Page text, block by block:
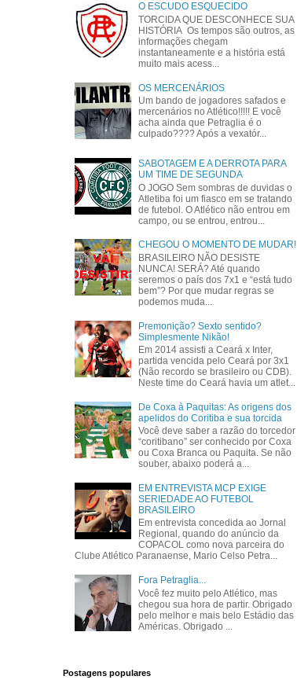
O ESCUDO ESQUECIDO
TORCIDA QUE DESCONHECE SUA
HISTÓRIA Os tempos são outros, as
informações chegam
instantaneamente e a história está
muito mais acess...
OS MERCENÁRIOS
Um bando de jogadores safados e
mercenários no Atlético!!!!! E você
acha ainda que Petraglia é o
culpado???? Após a vexatór...
SABOTAGEM E A DERROTA PARA
UM TIME DE SEGUNDA
O JOGO Sem sombras de duvidas o
Atletiba foi um fiasco em se tratando
de futebol. O Atlético não entrou em
campo, ou se entrou, entrou...
CHEGOU O MOMENTO DE MUDAR!
BRASILEIRO NÃO DESISTE
NUNCA! SERÁ? Até quando
seremos o país dos 7x1 e “está tudo
bem”? Por que mudar regras se
podemos muda...
Premonição? Sexto sentido?
Simplesmente Nikão!
Em 2014 assisti a Ceará x Inter,
partida vencida pelo Ceará por 3x1
(Não recordo se brasileiro ou CDB).
Neste time do Ceará havia um atlet...
De Coxa à Paquitas: As origens dos
apelidos do Coritiba e sua torcida
Você deve saber a razão do torcedor
“coritibano” ser conhecido por Coxa
ou Coxa Branca ou Paquita. Se não
souber, abaixo poderá a...
EM ENTREVISTA MCP EXIGE
SERIEDADE AO FUTEBOL
BRASILEIRO
Em entrevista concedida ao Jornal
Regional, quando do anúncio da
COPACOL como nova parceira do
Clube Atlético Paranaense, Mario Celso Petra...
Fora Petraglia...
Você fez muito pelo Atlético, mas
chegou sua hora de partir. Obrigado
pelo melhor e mais belo Estádio das
Américas. Obrigado ...
Postagens populares